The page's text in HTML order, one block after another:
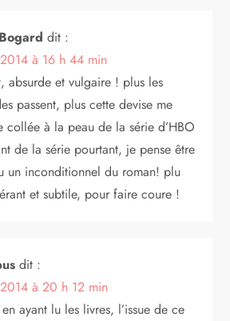
dit :
à 16 h 44 min
absurde et vulgaire ! plus les
passent, plus cette devise me
collée à la peau de la série d’HBO
de la série pourtant, je pense être
un inconditionnel du roman! plu
et subtile, pour faire coure !
dit :
à 20 h 12 min
ayant lu les livres, l’issue de ce